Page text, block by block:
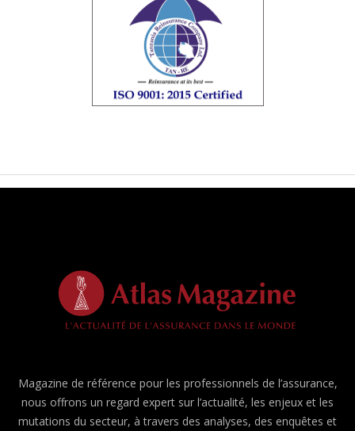
Magazine de référence pour les professionnels de l’assurance,
nous offrons un regard expert sur l’actualité, les enjeux et les
mutations du secteur, à travers des analyses, des enquêtes et